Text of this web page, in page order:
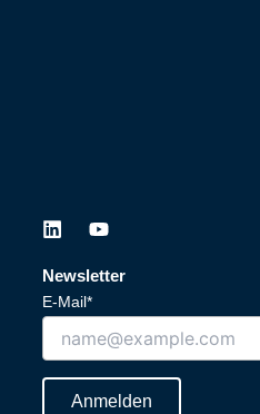
L
n
k
e
Y
u
t
e
Newsletter
E-Mail*
Anmelden